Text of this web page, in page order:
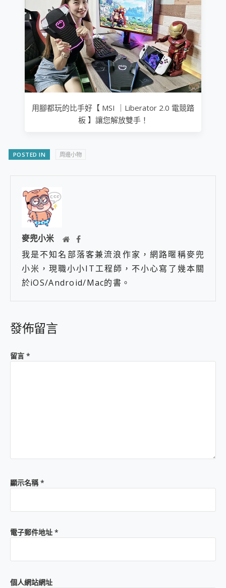
用腳都玩的比手好【 MSI ｜Liberator 2.0 電競踏
板 】讓您解放雙手！
POSTED IN 周邊小物
麥兜小米
我是不知名部落客兼流浪作家，網路暱稱麥兜
小米，現職小小IT工程師，不小心寫了幾本關
於iOS/Android/Mac的書。
發佈留言
留言 *
顯示名稱*
電子郵件地址 *
個人網站網址